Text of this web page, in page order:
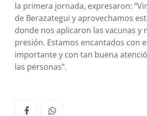
la primera jornada, expresaron:
de Berazategui y aprovechamos
donde nos aplicaron las vacunas y
presión. Estamos encantados con
importante y con tan buena
las personas”.